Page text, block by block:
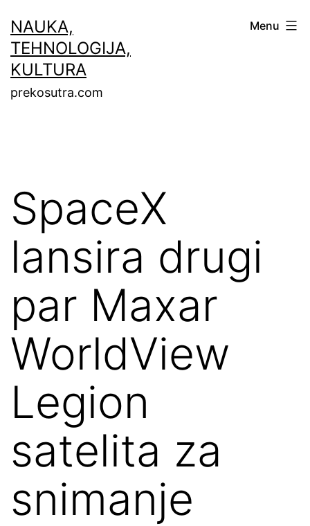
to
content
NAUKA,
TEHNOLOGIJA,
KULTURA
prekosutra.com
Menu
SpaceX
lansira drugi
par Maxar
WorldView
Legion
satelita za
snimanje